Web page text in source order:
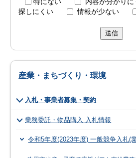
特にない 内容が分かりに
探しにくい
情報が少ない
送信
産業・まちづくり・環境
入札・事業者募集・契約
業務委託・物品購入 入札情報
令和5年度(2023年度) 一般競争入札(